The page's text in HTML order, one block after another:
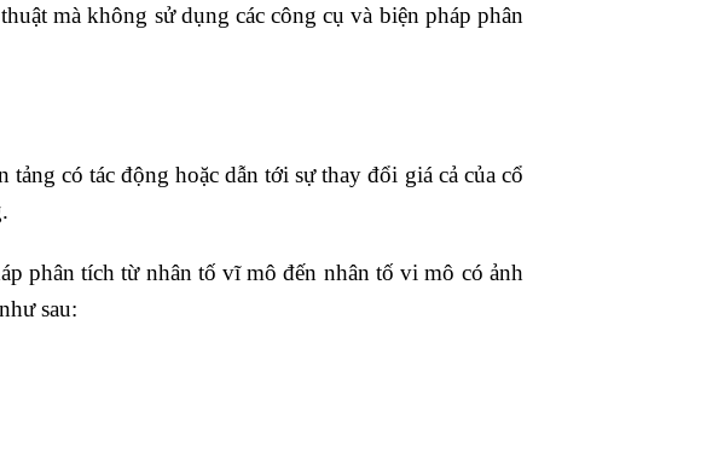
mà không sử dụng các công cụ và biện pháp phân
có tác động hoặc dẫn tới sự thay đổi giá cả của cổ
phân tích từ nhân tố vĩ mô đến nhân tố vi mô có ảnh
sau: